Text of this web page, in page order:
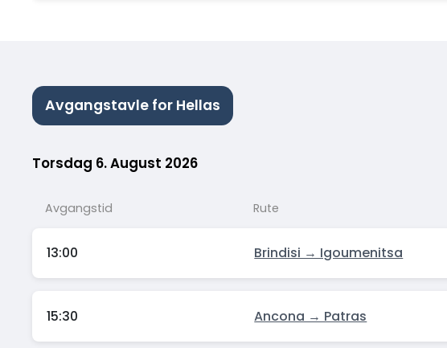
Avgangstavle for Hellas
Torsdag 6. August 2026
Avgangstid Rute
13:00 Brindisi → Igoumenitsa
15:30 Ancona → Patras